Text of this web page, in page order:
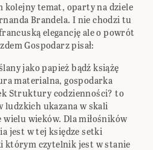
kolejny temat, oparty na dziele
Brandela. I nie chodzi tu
elegancję ale o powrót
Gospodarz pisał:
jako papież bądź książę
materialna, gospodarka
Struktury codzienności? to
ludzkich ukazana w skali
wieków. Dla miłośników
jest w tej księdze setki
którym czytelnik jest w stanie